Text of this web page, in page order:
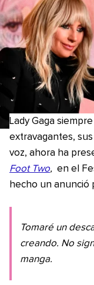
Lady Gaga
extravagantes,
voz, ahora ha
Foot Two, en el
hecho un anunció
Tomaré un
creando. No
manga.